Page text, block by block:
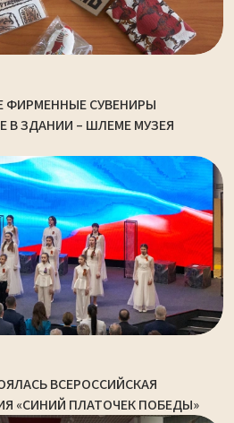
СУВЕНИРЫ
ЗДАНИИ – ШЛЕМЕ МУЗЕЯ
ВСЕРОССИЙСКАЯ
«СИНИЙ ПЛАТОЧЕК ПОБЕДЫ»